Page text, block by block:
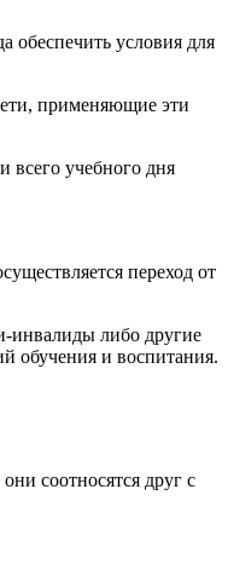
обеспечить условия для
применяющие эти
всего учебного дня
переход от
инвалиды либо другие
обучения и воспитания.
соотносятся друг с